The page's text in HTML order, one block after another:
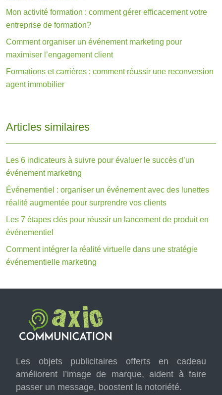
Mon activité formation : comment gérer efficacement votre
entreprise de formation?
Comment organiser un événement marketing pour
maximiser l’engagement client
Formations et carrières : comment réussir une reconversion
agent immobilier
Articles similaires
Les 6 indicateurs à suivre pour évaluer le succès d’un
événement marketing
Événementiel : organiser un événement avec des lunettes
réalité augmentée pour surprendre vos clients
Les 7 étapes clés pour réussir un lancement de produit en
événementiel
Comment intégrer la réalité virtuelle dans une stratégie
événementielle marketing
Les objets publicitaires offerts en cadeau
améliorent l’image de marque, aident à faire
passer un message, boostent la notoriété.